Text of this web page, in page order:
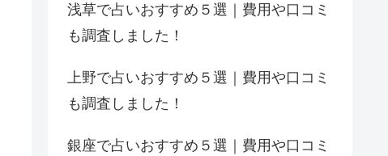
浅草で占いおすすめ５選｜費用や口コミ
も調査しました！
上野で占いおすすめ５選｜費用や口コミ
も調査しました！
銀座で占いおすすめ５選｜費用や口コミ